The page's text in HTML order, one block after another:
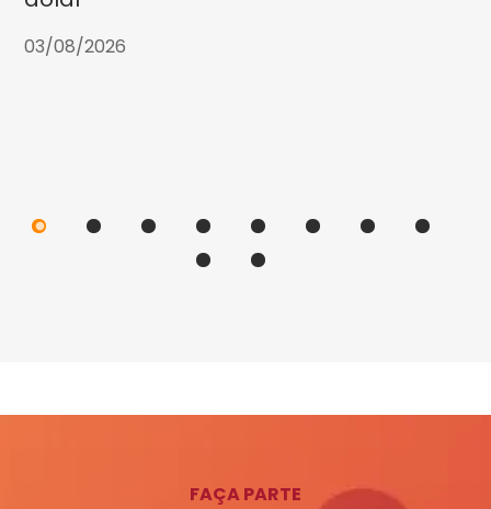
03/08/2026
FAÇA PARTE